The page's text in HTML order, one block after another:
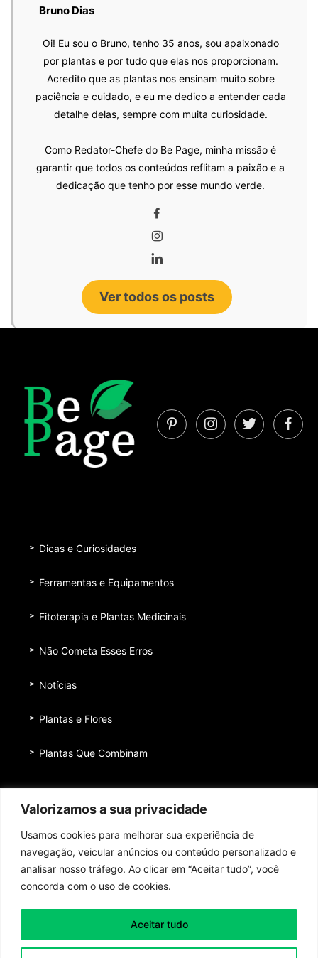
Valorizamos a sua privacidade
Usamos cookies para melhorar sua experiência de
navegação, veicular anúncios ou conteúdo personalizado e
analisar nosso tráfego. Ao clicar em “Aceitar tudo”, você
concorda com o uso de cookies.
Aceitar tudo
Bruno Dias
Oi! Eu sou o Bruno, tenho 35 anos, sou apaixonado
por plantas e por tudo que elas nos proporcionam.
Acredito que as plantas nos ensinam muito sobre
paciência e cuidado, e eu me dedico a entender cada
detalhe delas, sempre com muita curiosidade.
Como Redator-Chefe do Be Page, minha missão é
garantir que todos os conteúdos reflitam a paixão e a
dedicação que tenho por esse mundo verde.
Ver todos os posts
Dicas e Curiosidades
Ferramentas e Equipamentos
Fitoterapia e Plantas Medicinais
Não Cometa Esses Erros
Notícias
Plantas e Flores
Plantas Que Combinam
Quem nos patrocina
Contato
Toda honra e toda glória ao Senhor Jesus Cristo!